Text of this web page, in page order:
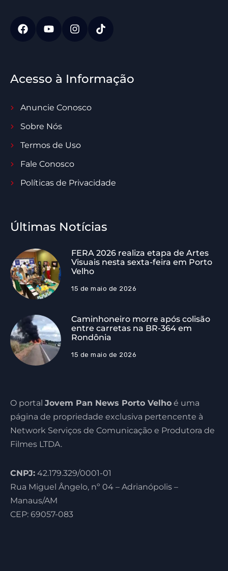
Acesso à Informação
Anuncie Conosco
Sobre Nós
Termos de Uso
Fale Conosco
Políticas de Privacidade
Últimas Notícias
FERA 2026 realiza etapa de Artes
Visuais nesta sexta-feira em Porto
Velho
15 de maio de 2026
Caminhoneiro morre após colisão
entre carretas na BR-364 em
Rondônia
15 de maio de 2026
O portal Jovem Pan News Porto Velho é uma
página de propriedade exclusiva pertencente à
Network Serviços de Comunicação e Produtora de
Filmes LTDA.
CNPJ: 42.179.329/0001-01
Rua Miguel Ângelo, nº 04 – Adrianópolis –
Manaus/AM
CEP: 69057-083